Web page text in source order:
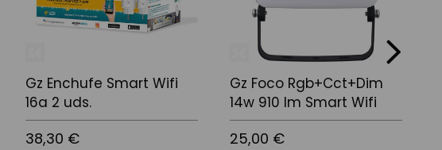
Gz Enchufe Smart Wifi
16a 2 uds.
38,30 €
Gz Foco Rgb+Cct+Dim
14w 910 lm Smart Wifi
25,00 €